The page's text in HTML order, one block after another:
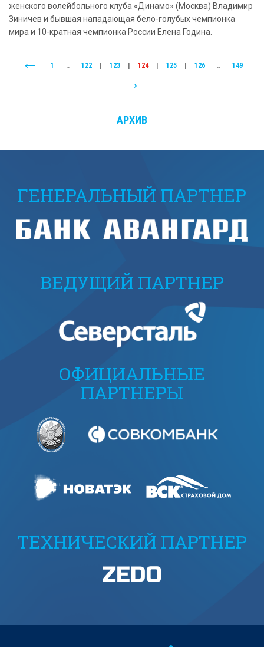
женского волейбольного клуба «Динамо» (Москва) Владимир
Зиничев и бывшая нападающая бело-голубых чемпионка
мира и 10-кратная чемпионка России Елена Година.
1 .. 122 123 124 125 126 .. 149
АРХИВ
ГЕНЕРАЛЬНЫЙ ПАРТНЕР
ВЕДУЩИЙ ПАРТНЕР
ОФИЦИАЛЬНЫЕ
ПАРТНЕРЫ
ТЕХНИЧЕСКИЙ ПАРТНЕР